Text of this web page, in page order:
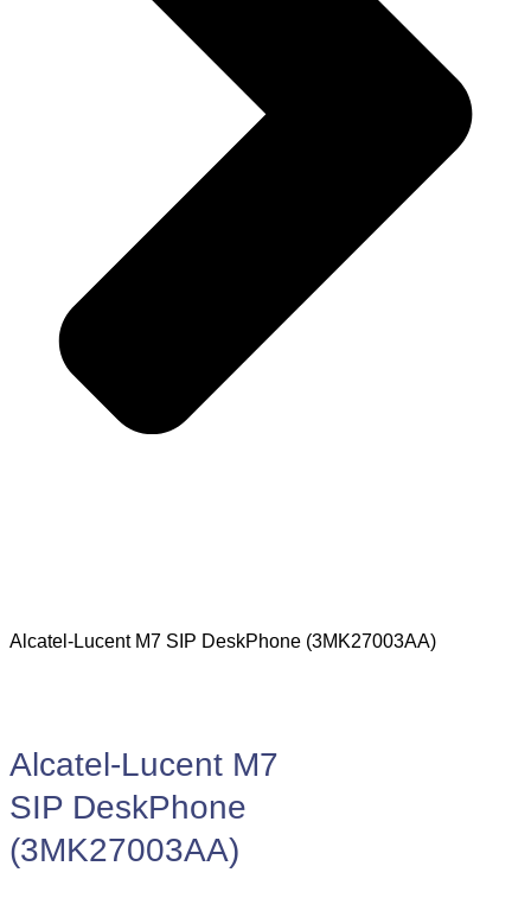
Alcatel-Lucent M7 SIP DeskPhone (3MK27003AA)
Alcatel-Lucent M7
SIP DeskPhone
(3MK27003AA)